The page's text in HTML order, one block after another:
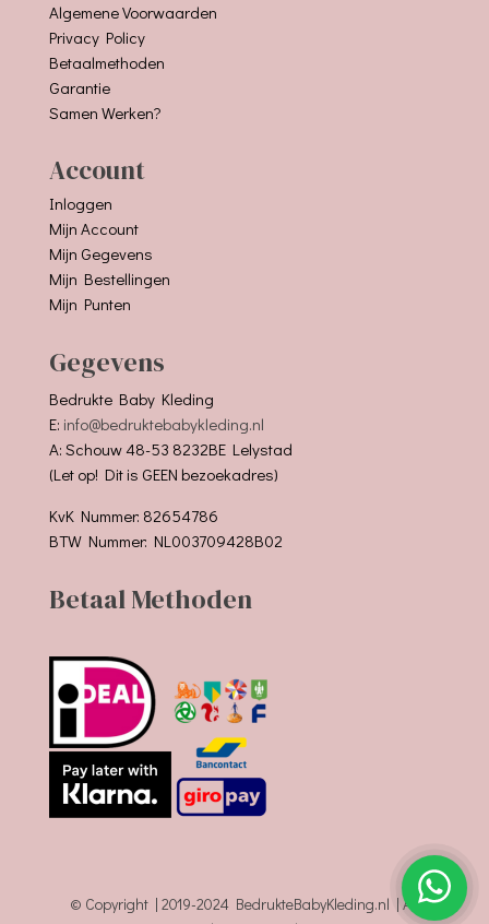
Algemene Voorwaarden
Privacy Policy
Betaalmethoden
Garantie
Samen Werken?
Account
Inloggen
Mijn Account
Mijn Gegevens
Mijn Bestellingen
Mijn Punten
Gegevens
Bedrukte Baby Kleding
E: info@bedruktebabykleding.nl
A: Schouw 48-53 8232BE Lelystad
(Let op! Dit is GEEN bezoekadres)
KvK Nummer: 82654786
BTW Nummer: NL003709428B02
Betaal Methoden
© Copyright | 2019-2024 BedrukteBabyKleding.nl | All